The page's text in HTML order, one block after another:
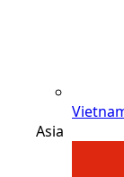
Asia